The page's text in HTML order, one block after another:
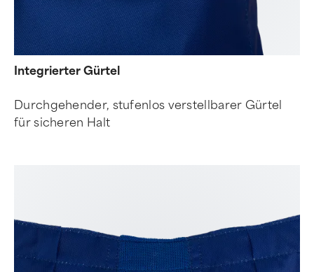
Integrierter Gürtel
Durchgehender, stufenlos verstellbarer Gürtel
für sicheren Halt